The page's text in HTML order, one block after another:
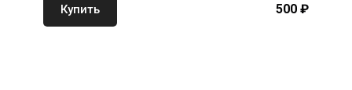
Купить 500 ₽